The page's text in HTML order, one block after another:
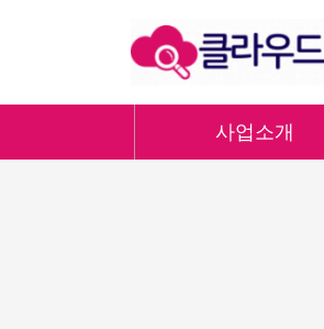
사업소개